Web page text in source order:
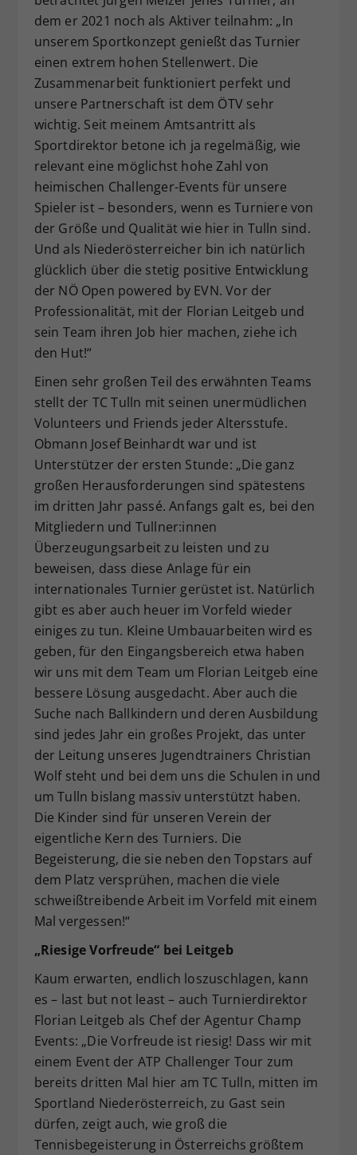
dem er 2021 noch als Aktiver teilnahm: „In
unserem Sportkonzept genießt das Turnier
einen extrem hohen Stellenwert. Die
Zusammenarbeit funktioniert perfekt und
unsere Partnerschaft ist dem ÖTV sehr
wichtig. Seit meinem Amtsantritt als
Sportdirektor betone ich ja regelmäßig, wie
relevant eine möglichst hohe Zahl von
heimischen Challenger-Events für unsere
Spieler ist – besonders, wenn es Turniere von
der Größe und Qualität wie hier in Tulln sind.
Und als Niederösterreicher bin ich natürlich
glücklich über die stetig positive Entwicklung
der NÖ Open powered by EVN. Vor der
Professionalität, mit der Florian Leitgeb und
sein Team ihren Job hier machen, ziehe ich
den Hut!“
Einen sehr großen Teil des erwähnten Teams
stellt der TC Tulln mit seinen unermüdlichen
Volunteers und Friends jeder Altersstufe.
Obmann Josef Beinhardt war und ist
Unterstützer der ersten Stunde: „Die ganz
großen Herausforderungen sind spätestens
im dritten Jahr passé. Anfangs galt es, bei den
Mitgliedern und Tullner:innen
Überzeugungsarbeit zu leisten und zu
beweisen, dass diese Anlage für ein
internationales Turnier gerüstet ist. Natürlich
gibt es aber auch heuer im Vorfeld wieder
einiges zu tun. Kleine Umbauarbeiten wird es
geben, für den Eingangsbereich etwa haben
wir uns mit dem Team um Florian Leitgeb eine
bessere Lösung ausgedacht. Aber auch die
Suche nach Ballkindern und deren Ausbildung
sind jedes Jahr ein großes Projekt, das unter
der Leitung unseres Jugendtrainers Christian
Wolf steht und bei dem uns die Schulen in und
um Tulln bislang massiv unterstützt haben.
Die Kinder sind für unseren Verein der
eigentliche Kern des Turniers. Die
Begeisterung, die sie neben den Topstars auf
dem Platz versprühen, machen die viele
schweißtreibende Arbeit im Vorfeld mit einem
Mal vergessen!“
„Riesige Vorfreude“ bei Leitgeb
Kaum erwarten, endlich loszuschlagen, kann
es – last but not least – auch Turnierdirektor
Florian Leitgeb als Chef der Agentur Champ
Events: „Die Vorfreude ist riesig! Dass wir mit
einem Event der ATP Challenger Tour zum
bereits dritten Mal hier am TC Tulln, mitten im
Sportland Niederösterreich, zu Gast sein
dürfen, zeigt auch, wie groß die
Tennisbegeisterung in Österreichs größtem